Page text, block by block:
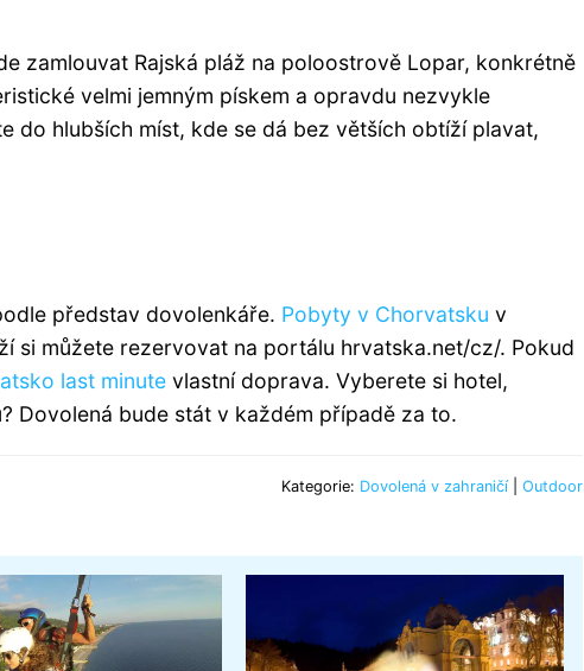
zamlouvat Rajská pláž na poloostrově Lopar, konkrétně
velmi jemným pískem a opravdu nezvykle
do hlubších míst, kde se dá bez větších obtíží plavat,
představ dovolenkáře. Pobyty v Chorvatsku v
si můžete rezervovat na portálu hrvatska.net/cz/. Pokud
last minute vlastní doprava. Vyberete si hotel,
Dovolená bude stát v každém případě za to.
Kategorie: Dovolená v zahraničí Outdoor